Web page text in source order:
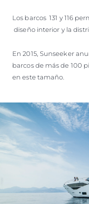
Los barcos 131 y 116
diseño interior y la
En 2015, Sunseeker
barcos de más de 100
en este tamaño.